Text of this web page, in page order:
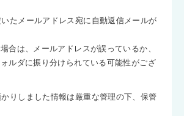
たメールアドレス宛に自動返信メールが
合は、メールアドレスが誤っているか、
ルダに振り分けられている可能性がござ
りしました情報は厳重な管理の下、保管